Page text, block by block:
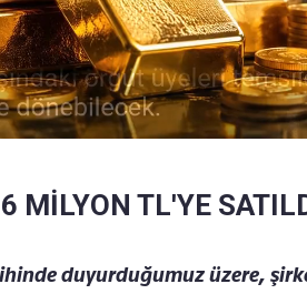
MİLYON TL'YE
duyurduğumuz üzere,